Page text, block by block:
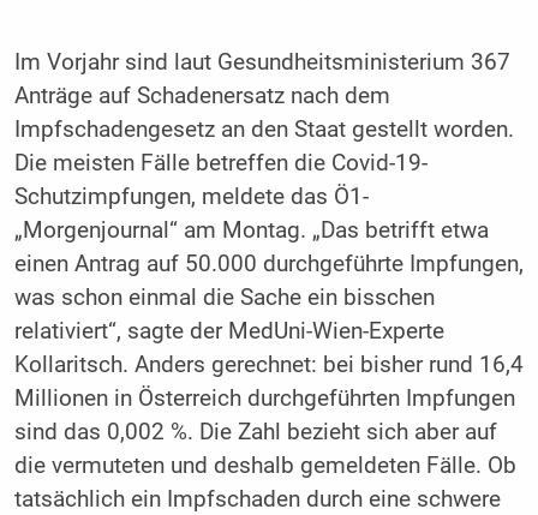
Im Vorjahr sind laut Gesundheitsministerium 367
Anträge auf Schadenersatz nach dem
Impfschadengesetz an den Staat gestellt worden.
Die meisten Fälle betreffen die Covid-19-
Schutzimpfungen, meldete das Ö1-
„Morgenjournal“ am Montag. „Das betrifft etwa
einen Antrag auf 50.000 durchgeführte Impfungen,
was schon einmal die Sache ein bisschen
relativiert“, sagte der MedUni-Wien-Experte
Kollaritsch. Anders gerechnet: bei bisher rund 16,4
Millionen in Österreich durchgeführten Impfungen
sind das 0,002 %. Die Zahl bezieht sich aber auf
die vermuteten und deshalb gemeldeten Fälle. Ob
tatsächlich ein Impfschaden durch eine schwere